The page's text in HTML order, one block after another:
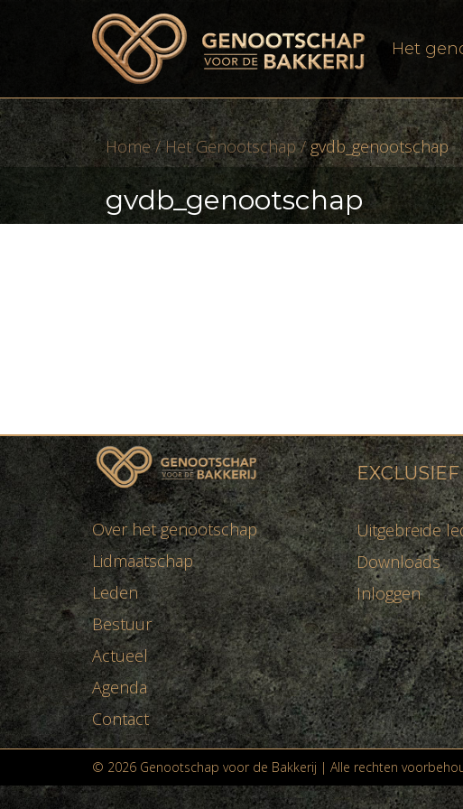
Het
Home/Het Genootschap/gvdb_genootschap
gvdb_genootschap
Over het genootschap
Lidmaatschap
Leden
Bestuur
Actueel
Agenda
Contact
Uitgebreide
Downloads
Inloggen
© 2026 Genootschap voor de Bakkerij | Alle rechten